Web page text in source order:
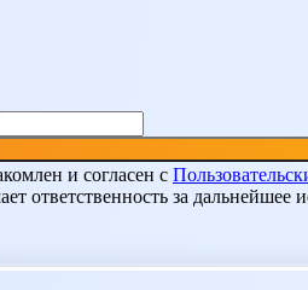
и согласен c
ответственность за дальнейшее